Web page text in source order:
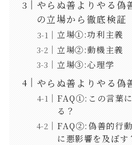
やらぬ善よりやる偽
の立場から徹底検証
立場①:功利主義
立場②:動機主義
立場③:心理学
やらぬ善よりやる偽
FAQ①:この言葉
る？
FAQ②:偽善的行
に悪影響を及ぼす